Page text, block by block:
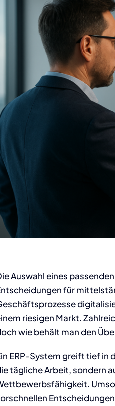
Auswahl eines
für
riesigen Markt.
wie behält man den
ERP-System greift tief in
tägliche Arbeit, sondern